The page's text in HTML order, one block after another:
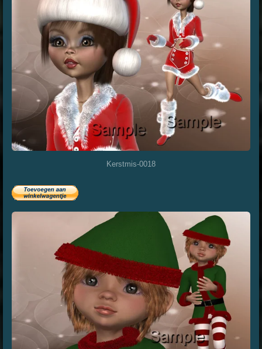
Kerstmis-0018